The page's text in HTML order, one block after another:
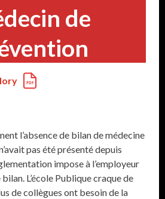
de
l’absence de bilan de médecine
pas été présenté depuis
impose à l’employeur
L’école Publique craque de
de collègues ont besoin de la